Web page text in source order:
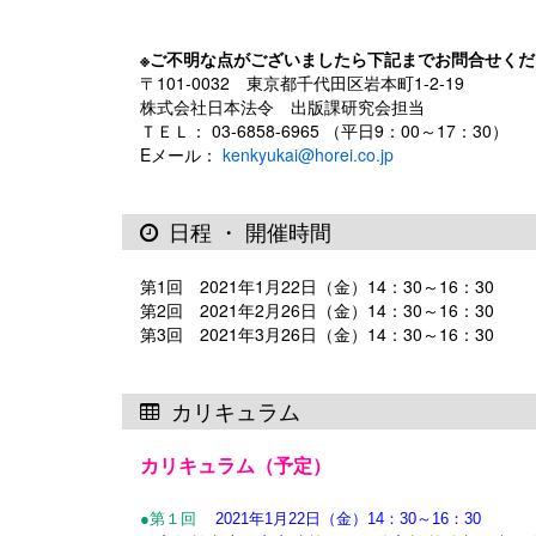
※ご不明な点がございましたら下記までお問合せく
〒101-0032 東京都千代田区岩本町1-2-19
株式会社日本法令 出版課研究会担当
ＴＥＬ： 03-6858-6965 （平日9：00～17：30）
Eメール： kenkyukai@horei.co.jp
日程 ・ 開催時間
第1回 2021年1月22日（金）14：30～16：30
第2回 2021年2月26日（金）14：30～16：30
第3回 2021年3月26日（金）14：30～16：30
カリキュラム
カリキュラム（予定）
●第１回 2021年1月22日（金）14：30～16：30